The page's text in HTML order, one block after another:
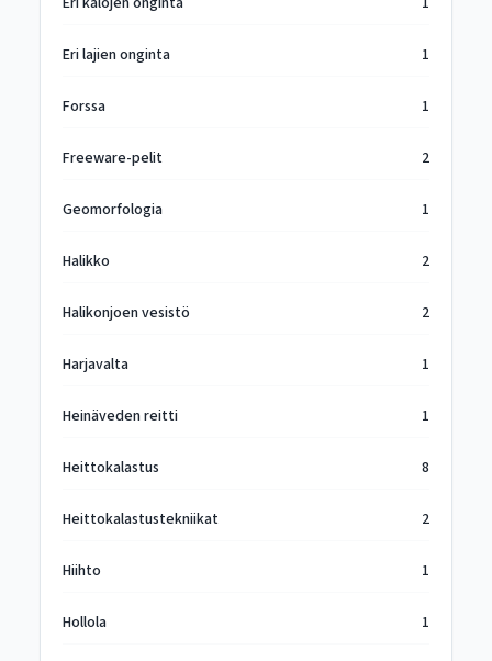
Eri lajien onginta 1
Forssa 1
Freeware-pelit 2
Geomorfologia 1
Halikko 2
Halikonjoen vesistö 2
Harjavalta 1
Heinäveden reitti 1
Heittokalastus 8
Heittokalastustekniikat 2
Hiihto 1
Hollola 1